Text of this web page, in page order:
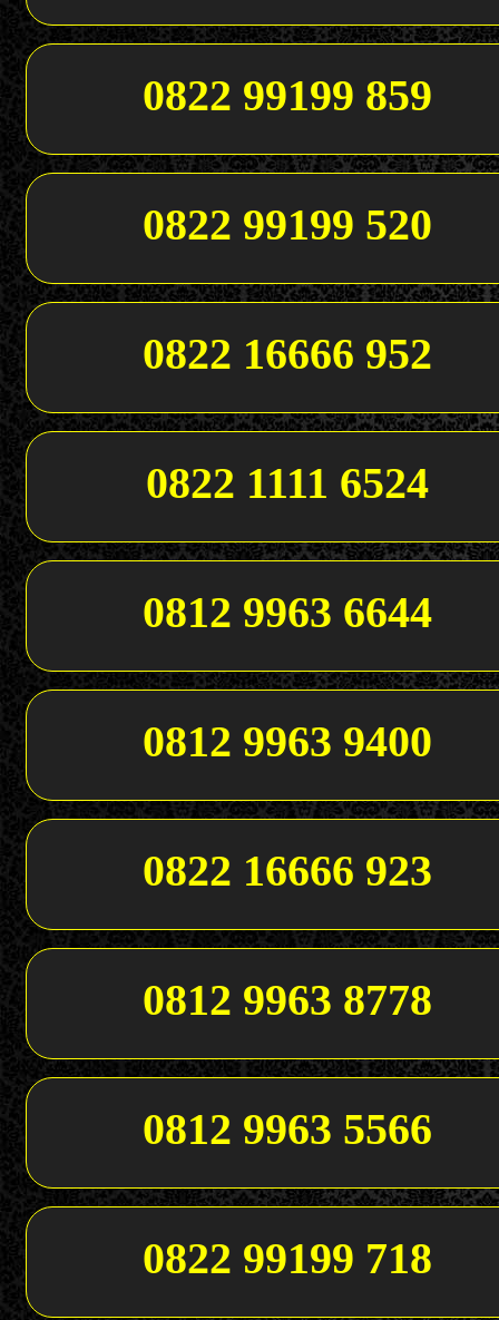
0822 99199 859
0822 99199 520
0822 16666 952
0822 1111 6524
0812 9963 6644
0812 9963 9400
0822 16666 923
0812 9963 8778
0812 9963 5566
0822 99199 718